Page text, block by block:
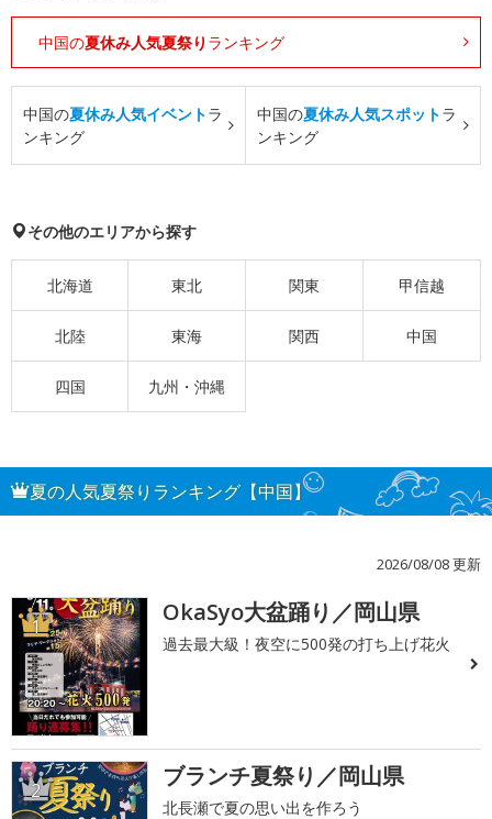
中国の夏休み人気夏祭り ランキング
中国の夏休み人気イベントラ
ンキング
中国の夏休み人気スポットラ
ンキング
その他のエリアから探す
北海道 東北 関東 甲信越
北陸 東海 関西 中国
四国 九州・沖縄
夏の人気夏祭りランキング【中国】
2026/08/08 更新
1 OkaSyo大盆踊り／岡山県
過去最大級！夜空に500発の打ち上げ花火
2 ブランチ夏祭り／岡山県
北長瀬で夏の思い出を作ろう